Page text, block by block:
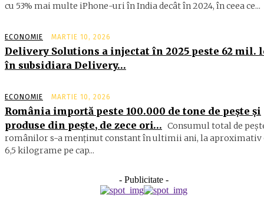
cu 53% mai multe iPhone-uri în India decât în 2024, în ceea ce...
ECONOMIE MARTIE 10, 2026
Delivery Solutions a injectat în 2025 peste 62 mil.
în subsidiara Delivery…
ECONOMIE MARTIE 10, 2026
România importă peste 100.000 de tone de peşte şi
produse din peşte, de zece ori… Consumul total de
ro­mâ­nilor s-a menţinut constant în ul­timii ani, la aproximativ
6,5 ki­lograme pe cap...
- Publicitate -